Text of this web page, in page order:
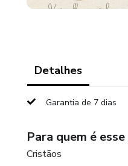
Detalhes
Garantia de 7 dias
Para quem é
Cristãos